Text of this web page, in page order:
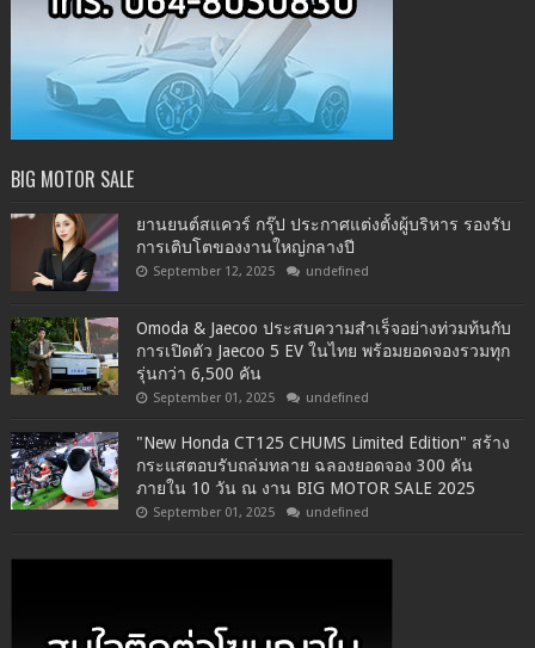
BIG MOTOR SALE
ยานยนต์สแควร์ กรุ๊ป ประกาศแต่งตั้งผู้บริหาร รองรับ
การเติบโตของงานใหญ่กลางปี
September 12, 2025 undefined
Omoda & Jaecoo ประสบความสำเร็จอย่างท่วมท้นกับ
การเปิดตัว Jaecoo 5 EV ในไทย พร้อมยอดจองรวมทุก
รุ่นกว่า 6,500 คัน
September 01, 2025 undefined
"New Honda CT125 CHUMS Limited Edition" สร้าง
กระแสตอบรับถล่มทลาย ฉลองยอดจอง 300 คัน
ภายใน 10 วัน ณ งาน BIG MOTOR SALE 2025
September 01, 2025 undefined